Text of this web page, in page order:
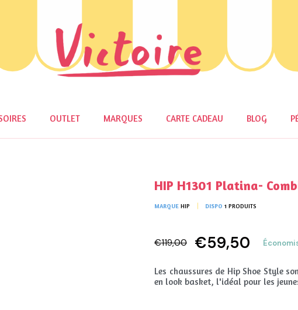
OUTLET MARQUES CARTE CADEAU BLOG
HIP H1301 Platina-
MARQUE HIP DISPO 1 PRODUITS
€119,00 €59,50
Les chaussures de Hip Shoe Style
en look basket, l'idéal pour les